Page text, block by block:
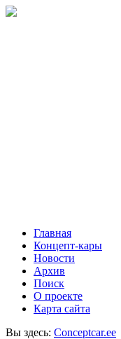
Главная
Концепт-кары
Новости
Архив
Поиск
О проекте
Карта сайта
Вы здесь: Conceptcar.ee